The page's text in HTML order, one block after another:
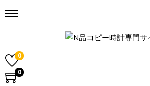
0
0